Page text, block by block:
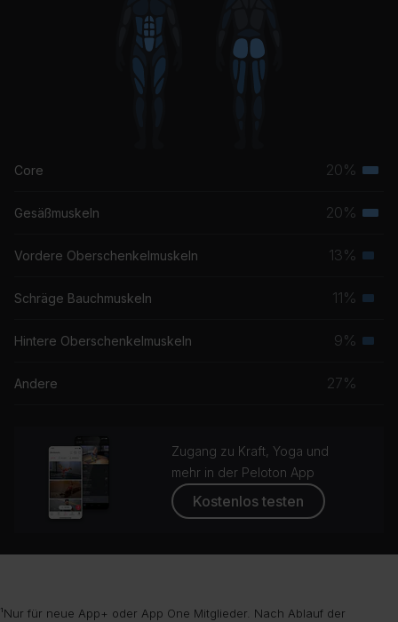
Core 20%
Gesäßmuskeln 20%
Vordere Oberschenkelmuskeln 13%
Schräge Bauchmuskeln 11%
Hintere Oberschenkelmuskeln 9%
Andere 27%
Zugang zu Kraft, Yoga und
mehr in der Peloton App
Kostenlos testen
¹Nur für neue App+ oder App One Mitglieder. Nach Ablauf der